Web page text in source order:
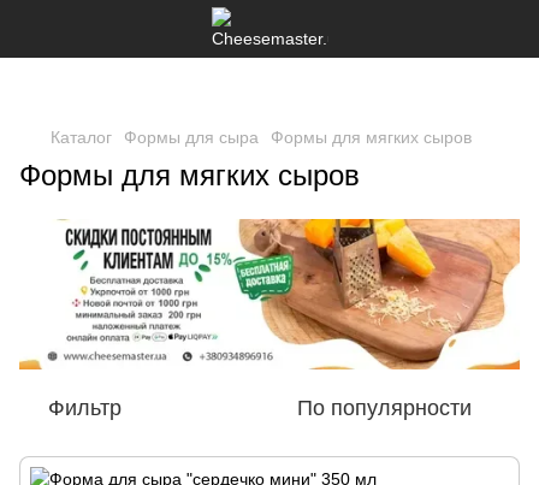
Каталог Формы для сыра Формы для мягких сыров
Формы для мягких сыров
Фильтр По популярности